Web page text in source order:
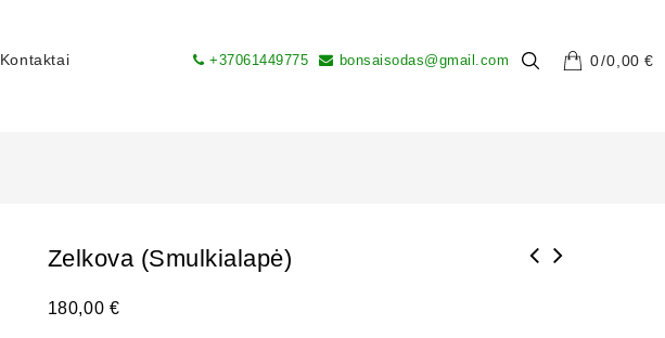
Kontaktai 0 0,00€
+37061449775 bonsaisodas@gmail.com
Zelkova (smulkialapė)
180,00 €